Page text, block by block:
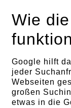
Wie
Google hilft
jeder
Webseiten
großen
etwas in die